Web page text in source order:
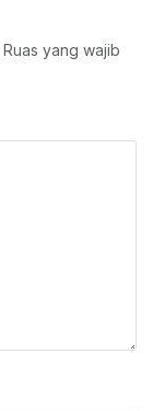
Ruas yang wajib